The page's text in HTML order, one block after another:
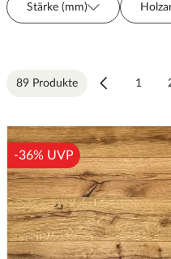
Stärke (mm)
89 Produkte
1
-36% UVP